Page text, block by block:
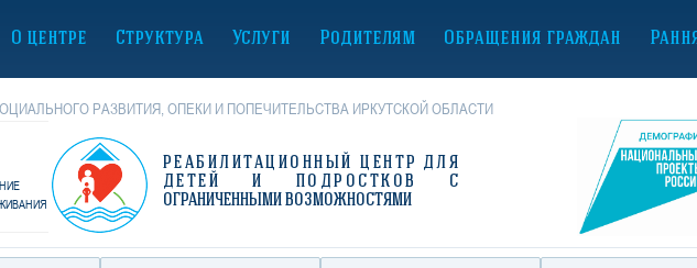
О центре Структура Услуги Родителям Обращения граждан
РАЗВИТИЯ, ОПЕКИ И ПОПЕЧИТЕЛЬСТВА ИРКУТСКОЙ ОБЛАСТИ
РЕАБИЛИТАЦИОННЫЙ ЦЕНТР ДЛЯ
ДЕТЕЙ И ПОДРОСТКОВ С
ОГРАНИЧЕННЫМИ ВОЗМОЖНОСТЯМИ